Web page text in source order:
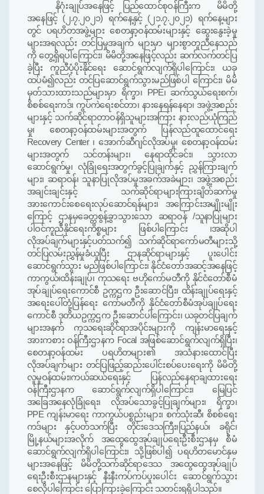
နိဂုံးချုပ်အနေဖြင့် ပြည်ထောင်စုဝန်ကြီးက
မိမိတို့
အနေဖြင့် (၂.၇.၂၀၂၁) ရက်နေ့နှင့် (၂၁.၇. ၂၀၂၁) ရက်နေ့များ
တွင် ပရဟိတအဖွဲ့များ စေတနာ့ဝန်ထမ်းများနှင့် ဆွေးနွေးခဲ့မှု
များအရလည်း တင်ပြမှုအချက် များမှာ များစွာတူညီနေသည်
ကို တွေ့ရှိရပါကြောင်း၊ မိမိတို့အနေဖြင့်လည်း ဆက်လက်တင်ပြ
ခဲ့ပြီး ကူညီပံ့ပိုးနိုင်ရေး ဆောင်ရွက်လျက်ရှိပါကြောင်း၊ယခု
ထပ်မံ၍လည်း တင်ပြဆောင်ရွက်သွားမည်ဖြစ်ပါ ကြောင်း၊မိမိ
မှတ်သားထားသည်များမှာ ရိက္ခာ၊
PPE၊ ဆက်သွယ်ရေးစက်၊
စိစစ်ရေးကဒ်၊ ကွပ်ကဲရေးစင်တာ၊ နားနေရန်နေရာ၊ အဖွဲ့အစည်း
များနှင့် သက်ဆိုင်ရာတာဝန်ရှိသူများအကြား နားလည်ယုံကြည်
မှု၊ စေတနာ့ဝန်ထမ်းများအတွက်
ပြန်လည်ထူထောင်ရေး
Recovery Center ၊ အောက်ဆီဂျင်လိုအပ်မှု၊ စေတနာ့ဝန်ထမ်း
များအတွက် သင်တန်းများ၊ နေရာထိုင်ခင်း၊ သွားလာ
ဆောင်ရွက်မှု၊ လုံခြုံရေးအတွက်ခွင့်ပြုချက်နှင့် ညွှန်ကြားချက်
များ၊ ဆရာဝန်၊ သူနာပြုလိုအပ်မှုအခက်အခဲများ၊ အဖွဲ့အစည်း
အချင်းချင်းနှင့် သက်ဆိုင်ရာများကြားချိတ်ဆက်မှု
အားကောင်းစေရေးလုပ်ဆောင်ရန်များ၊ အကြောင်းအမျိုးမျိုး
ကြောင့် ဌာနမှခေတ္တစွန့်ခွာသွားသော ဆရာဝန် /သူနာပြုများ
ပါဝင်ကူညီနိုင်ရေးကိစ္စများ ဖြစ်ပါကြောင်း ၊အဆိုပါ
လိုအပ်ချက်များနှင့်ပတ်သက်၍ သက်ဆိုင်ရာကော်မတီများသို့
တင်ပြလမ်းညွှန်မှုခံယူပြီး ဌာနဆိုင်ရာများနှင့် ပူးပေါင်း
ဆောင်ရွက်သွား မည်ဖြစ်ပါကြောင်း၊နိုင်ငံတော်အဆင့်အနေဖြင့်
ကာကွယ်၊ထိန်းချုပ်၊ ကုသရေး ဗဟိုကော်မတီကို နိုင်ငံတော်စီမံ
အုပ်ချုပ်ရေးကောင်စီ ဥက္ကဌက ဦးဆောင်ပြီး၊ ထိန်းချုပ်ရေးနှင့်
အရေးပေါ်တုံ့ပြန်ရေး ကော်မတီကို နိုင်ငံတော်စီမံအုပ်ချုပ်ရေး
ကောင်စီ ဒုတိယဥက္ကဌက ဦးဆောင်ပါကြောင်း၊ ယခုတင်ပြချက်
များအနက် ကုသရေးဆိုင်ရာအပိုင်းများကို ကျန်းမာရေးနှင့်
အားကစား ဝန်ကြီးဌာနကFocal အဖြစ်ဆောင်ရွက်လျက်ရှိပြီး၊
စေတနာ့ဝန်ထမ်း ပရဟိတများ၏ အသံနားထောင်ပြီး
လိုအပ်ချက်များ တင်ပြဖြည့်ဆည်းပေါင်းစပ်ပေးရေးကို မိမိတို့
လူမှုဝန်ထမ်း၊ကယ်ဆယ်ရေးနှင့်
ပြန်လည်နေရာချထားရေး
ဝန်ကြီးဌာနက ဆောင်ရွက်လျက်ရှိပါကြောင်း၊ မြေပြင်
အခြေအနေလုံခြုံရေး၊ လိုအပ်သောခွင့်ပြုချက်များ၊ ရိက္ခာ၊
PPEကျန်းမာရေး ကာကွယ်ပစ္စည်းများ၊ စက်သုံးဆီ၊ စိစစ်ရေး
ကဒ်များ နှင့်ပတ်သက်ပြီး တိုင်းဒေသကြီး၊ပြည်နယ်၊ ခရိုင်၊
မြို့နယ်များအလိုက် အထွေထွေအုပ်ချုပ်ရေးဦးစီးဌာနမှ စီမံ
ဆောင်ရွက်လျက်ရှိပါကြောင်း၊ သို့ဖြစ်ပါ၍ ပရဟိတမောင်နှမ
များအနေဖြင့် မိမိတို့သက်ဆိုင်ရာဒေသ အထွေထွေအုပ်ချုပ်
ရေးဦးစီးဌာနများနှင့် နီးနီးကပ်ကပ်ပူးပေါင်း ဆောင်ရွက်သွား
စေလိုပါကြောင်း ပြောကြားခဲ့ကြောင်း သတင်းရရှိပါသည်။